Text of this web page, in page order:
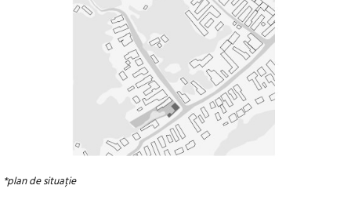
*plan de situație